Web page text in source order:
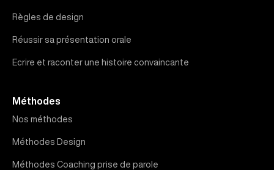
Règles de design
Réussir sa présentation orale
Ecrire et raconter une histoire convaincante
Méthodes
Nos méthodes
Méthodes Design
Méthodes Coaching prise de parole